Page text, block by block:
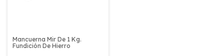
Mancuerna Mir De 1 Kg.
Fundición De Hierro